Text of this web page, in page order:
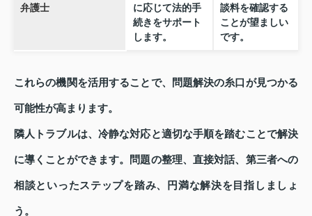
弁護士
に応じて法的手
続きをサポート
します。
談料を確認する
ことが望ましい
です。
これらの機関を活用することで、問題解決の糸口が見つかる
可能性が高まります。
隣人トラブルは、冷静な対応と適切な手順を踏むことで解決
に導くことができます。問題の整理、直接対話、第三者への
相談といったステップを踏み、円満な解決を目指しましょ
う。